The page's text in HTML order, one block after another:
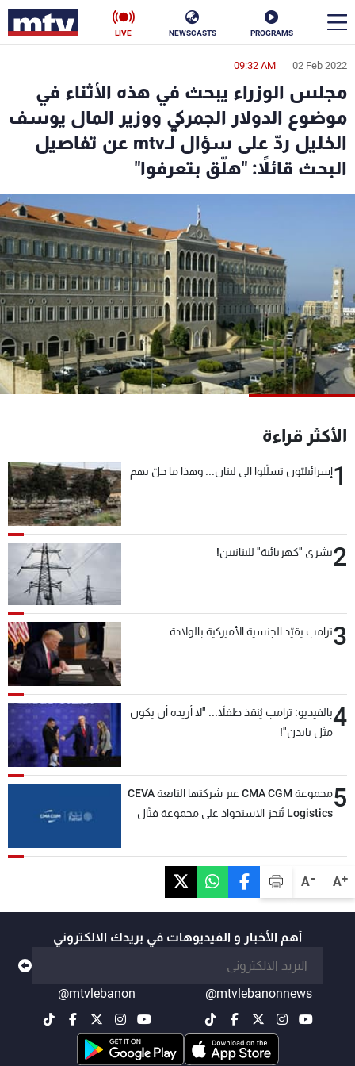
PROGRAMS
NEWSCASTS
LIVE
A+
A-
02 Feb 2022
09:32 AM
مجلس الوزراء يبحث في هذه الأثناء في
موضوع الدولار الجمركي ووزير المال يوسف
الخليل ردّ على سؤال لـmtv عن تفاصيل
البحث قائلاً: "هلّق بتعرفوا"
الأكثر قراءة
1إسرائيليّون تسلّلوا الى لبنان... وهذا ما حلّ بهم
2بشرى "كهربائية" للبنانيين!
3ترامب يقيّد الجنسية الأميركية بالولادة
4بالفيديو: ترامب يُنقذ طفلاً... "لا أريده أن يكون
مثل بايدن"!
5
مجموعة CMA CGM عبر شركتها التابعة CEVA
Logistics تُنجز الاستحواذ على مجموعة فتّال
أهم الأخبار و الفيديوهات في بريدك الالكتروني
@mtvlebanonnews
@mtvlebanon
en
الأخبار
سياسة ناس
إقتصاد فن
رياضة
كأس العالم
البرامج
جدول البرامج
شاهد البرامج
الترددات
عن MTV
لاعلاناتكم
شروط الإسـتخدام
سياسة الخصوصية